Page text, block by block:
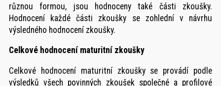
různou formou, jsou hodnoceny také části zkoušky.
Hodnocení každé části zkoušky se zohlední v návrhu
výsledného hodnocení zkoušky.
Celkové hodnocení maturitní zkoušky
Celkové hodnocení maturitní zkoušky se provádí podle
výsledků všech povinných zkoušek společné a profilové